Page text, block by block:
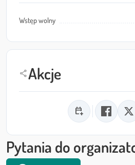
Wstęp wolny
shareAkcje
calendar_add_on
Pytania do